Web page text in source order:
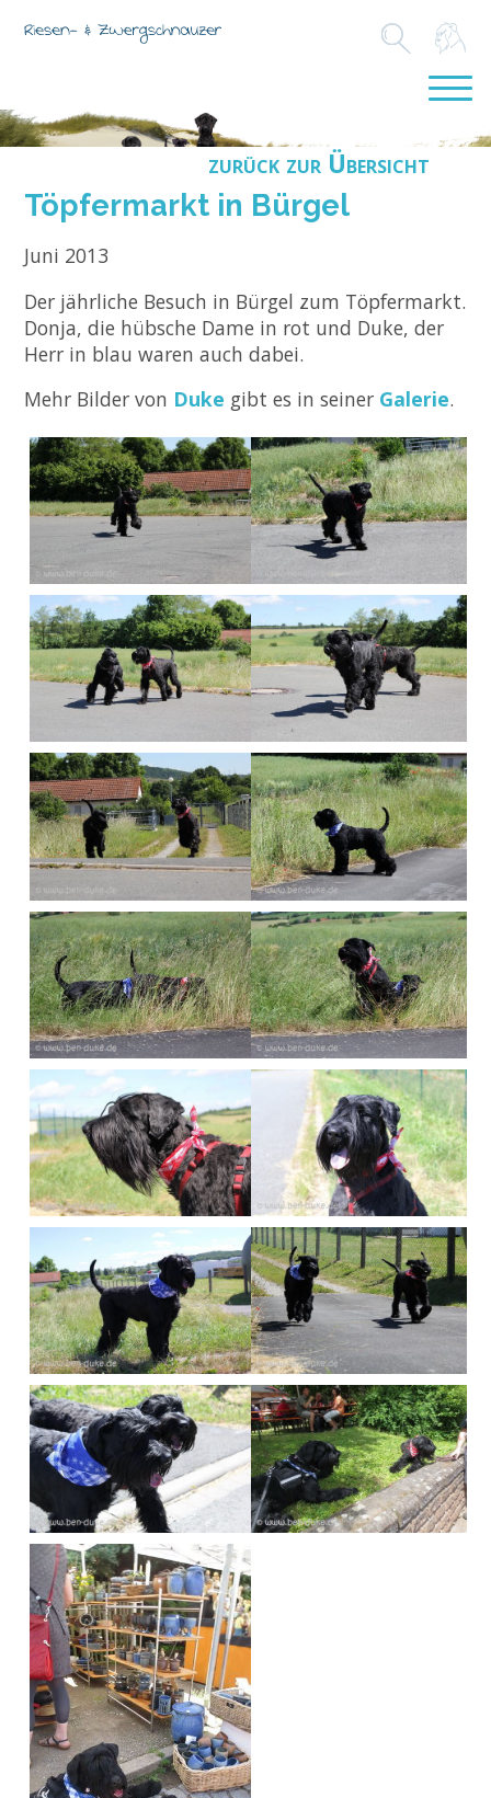
zurück zur Übersicht
Töpfermarkt in Bürgel
Juni 2013
Der jährliche Besuch in Bürgel zum Töpfermarkt.
Donja, die hübsche Dame in rot und Duke, der
Herr in blau waren auch dabei.
Mehr Bilder von Duke gibt es in seiner Galerie.